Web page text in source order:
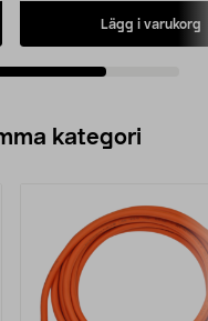
Lägg i varukorg
kategori